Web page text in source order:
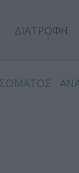
ΔΙΑΤΡΟΦΗ